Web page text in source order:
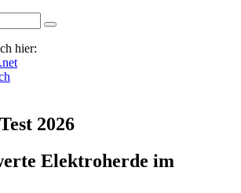
hier:
Test 2026
Elektroherde im